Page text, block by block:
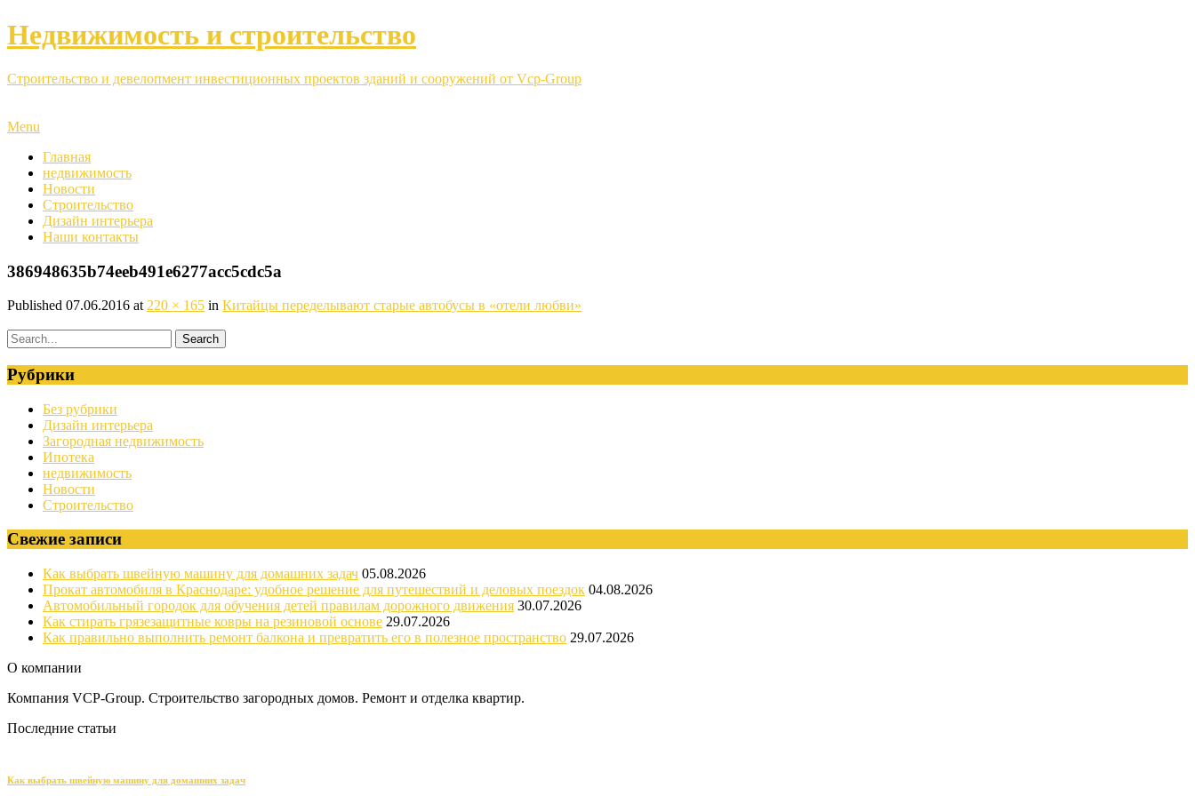
Недвижимость и строительство
Строительство и девелопмент инвестиционных проектов зданий и сооружений от Vcp-Group
Menu
Главная
недвижимость
Новости
Строительство
Дизайн интерьера
Наши контакты
386948635b74eeb491e6277acc5cdc5a
Published 07.06.2016 at 220 × 165 in Китайцы переделывают старые автобусы в «отели любви»
Рубрики
Без рубрики
Дизайн интерьера
Загородная недвижимость
Ипотека
недвижимость
Новости
Строительство
Свежие записи
Как выбрать швейную машину для домашних задач 05.08.2026
Прокат автомобиля в Краснодаре: удобное решение для путешествий и деловых поездок 04.08.2026
Автомобильный городок для обучения детей правилам дорожного движения 30.07.2026
Как стирать грязезащитные ковры на резиновой основе 29.07.2026
Как правильно выполнить ремонт балкона и превратить его в полезное пространство 29.07.2026
О компании
Компания VCP-Group. Строительство загородных домов. Ремонт и отделка квартир.
Последние статьи
Как выбрать швейную машину для домашних задач